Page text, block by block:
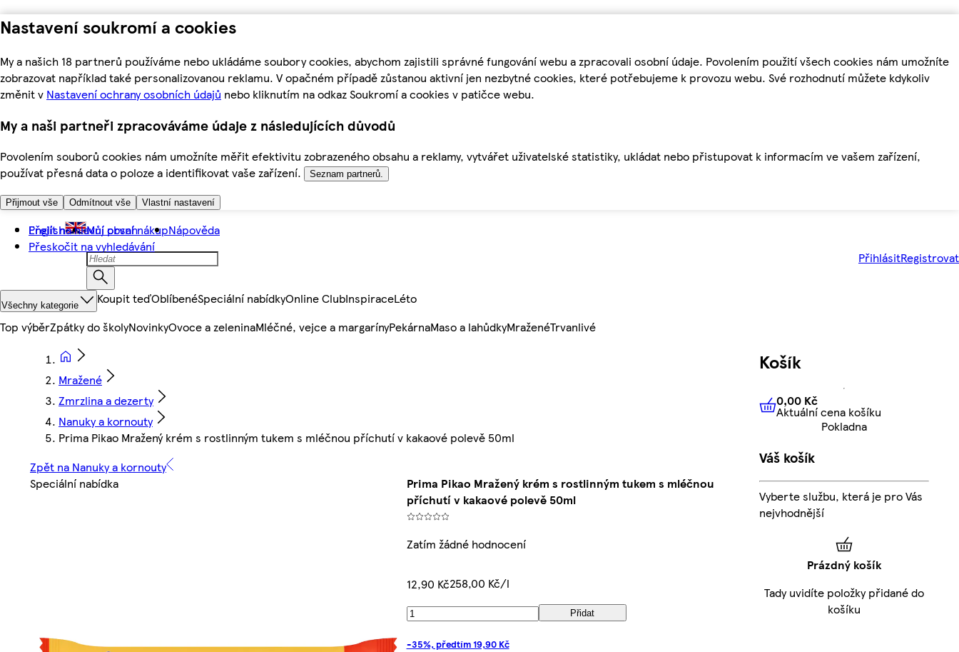
Nastavení soukromí a cookies
My a našich 18 partnerů používáme nebo ukládáme soubory cookies, abychom zajistili správné fungování webu a zpracovali osobní údaje. Povolením použití všech cookies nám umožníte
zobrazovat například také personalizovanou reklamu. V opačném případě zůstanou aktivní jen nezbytné cookies, které potřebujeme k provozu webu. Své rozhodnutí můžete kdykoliv
změnit v Nastavení ochrany osobních údajů nebo kliknutím na odkaz Soukromí a cookies v patičce webu.
My a naši partneři zpracováváme údaje z následujících důvodů
Povolením souborů cookies nám umožníte měřit efektivitu zobrazeného obsahu a reklamy, vytvářet uživatelské statistiky, ukládat nebo přistupovat k informacím ve vašem zařízení,
používat přesná data o poloze a identifikovat vaše zařízení.
Seznam partnerů.
Přijmout vše Odmítnout vše Vlastní nastavení
Přejít na hlavní obsah
Přeskočit na vyhledávání
English Můj první nákupNápověda
PřihlásitRegistrovat
Všechny kategorie Koupit teďOblíbenéSpeciální nabídkyOnline ClubInspiraceLéto
Top výběrZpátky do školyNovinkyOvoce a zeleninaMléčné, vejce a margarínyPekárnaMaso a lahůdkyMraženéTrvanlivé
Mražené
Zmrzlina a dezerty
Nanuky a kornouty
Prima Pikao Mražený krém s rostlinným tukem s mléčnou příchutí v kakaové polevě 50ml
Zpět na Nanuky a kornouty
Speciální nabídka
Prima Pikao Mražený krém s rostlinným tukem s mléčnou
příchutí v kakaové polevě 50ml
Zatím žádné hodnocení
12,90 Kč258,00 Kč/l
Přidat
-35%, předtím 19,90 Kč
Košík
0,00 KčAktuální cena košíku
0,00 Kč
Aktuální cena košíku
Pokladna
Váš košík
Vyberte službu, která je pro Vás
nejvhodnější
Prázdný košík
Tady uvidíte položky přidané do
košíku